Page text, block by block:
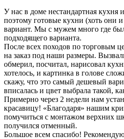
У нас в доме нестандартная кухня
поэтому готовые кухни (хоть они
вариант. Мы с мужем много где
подходящего варианта.
После всех походов по торговым
на заказ под наши размеры.
обмерил, посчитал, нарисовал
хотелось, и картинка в голове
скажу, что это самый дешевый
вписалась и цвет выбрала такой,
Примерно через 2 недели нам
красавицу! «Благодаря» нашим
помучиться с монтажом верхних
получился отменный.
Большое всем спасибо!